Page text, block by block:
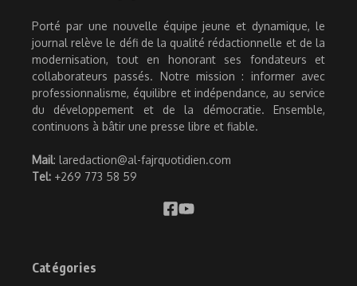
Porté par une nouvelle équipe jeune et dynamique, le
journal relève le défi de la qualité rédactionnelle et de la
modernisation, tout en honorant ses fondateurs et
collaborateurs passés. Notre mission : informer avec
professionnalisme, équilibre et indépendance, au service
du développement et de la démocratie. Ensemble,
continuons à bâtir une presse libre et fiable.
Mail: laredaction@al-fajrquotidien.com
Tel: +269 773 58 59
Catégories